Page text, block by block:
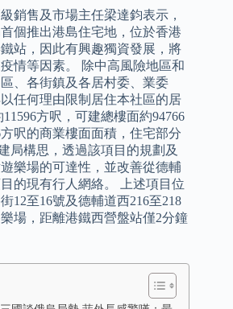
銷售及市場主任梁達鈞表示，
個推出港島住宅地，位於香港
站，因此有興趣獨資發展，將
情等因素。 除中高風險地區和
、各街鎮及各居村委、業委
任何理由限制居住本社區的居
方呎，可建總樓面約94766
呎的商業樓面面積，住宅部分
局構思，透過該項目的規劃及
樂場的可達性，並改善從德輔
的現有行人網絡。 上述項目位
12至16號及德輔道西216至218
場，距離港鐵西營盤站僅2分鐘